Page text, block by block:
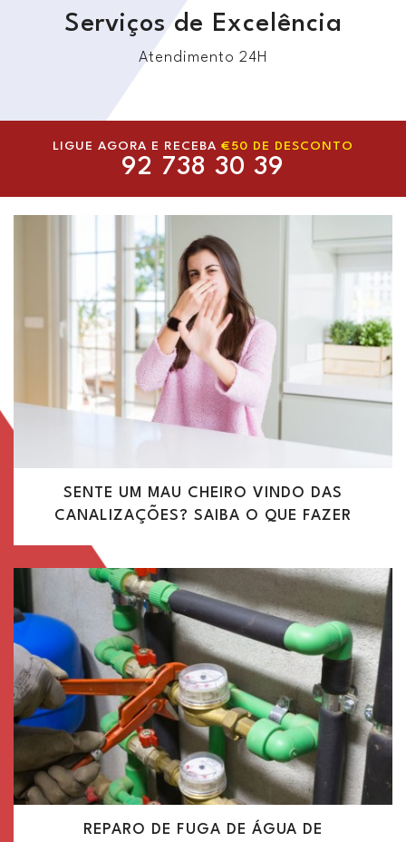
Serviços de Excelência
Atendimento 24H
LIGUE AGORA E RECEBA €50 DE DESCONTO
92 738 30 39
SENTE UM MAU CHEIRO VINDO DAS
CANALIZAÇÕES? SAIBA O QUE FAZER
REPARO DE FUGA DE ÁGUA DE